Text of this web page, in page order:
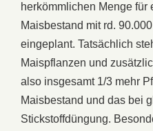
herkömmlichen Menge für
Maisbestand mit rd.
eingeplant. Tatsächlich
Maispflanzen und
also insgesamt 1/3 mehr
Maisbestand und das bei
Stickstoffdüngung.